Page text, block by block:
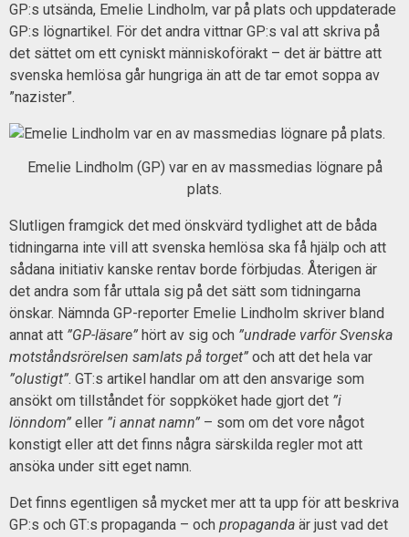
GP:s utsända, Emelie Lindholm, var på plats och uppdaterade
GP:s lögnartikel. För det andra vittnar GP:s val att skriva på
det sättet om ett cyniskt människoförakt – det är bättre att
svenska hemlösa går hungriga än att de tar emot soppa av
”nazister”.
Emelie Lindholm (GP) var en av massmedias lögnare på
plats.
Slutligen framgick det med önskvärd tydlighet att de båda
tidningarna inte vill att svenska hemlösa ska få hjälp och att
sådana initiativ kanske rentav borde förbjudas. Återigen är
det andra som får uttala sig på det sätt som tidningarna
önskar. Nämnda GP-reporter Emelie Lindholm skriver bland
annat att ”GP-läsare” hört av sig och ”undrade varför Svenska
motståndsrörelsen samlats på torget” och att det hela var
”olustigt”. GT:s artikel handlar om att den ansvarige som
ansökt om tillståndet för soppköket hade gjort det ”i
lönndom” eller ”i annat namn” – som om det vore något
konstigt eller att det finns några särskilda regler mot att
ansöka under sitt eget namn.
Det finns egentligen så mycket mer att ta upp för att beskriva
GP:s och GT:s propaganda – och propaganda är just vad det